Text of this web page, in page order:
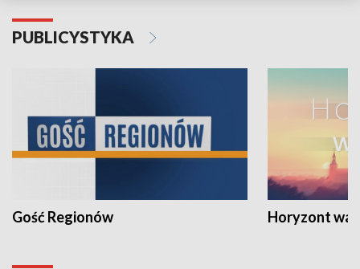
PUBLICYSTYKA
Gość Regionów Horyzont